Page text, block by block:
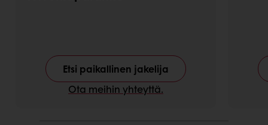
Etsi paikallinen jakelija
Ota meihin yhteyttä.